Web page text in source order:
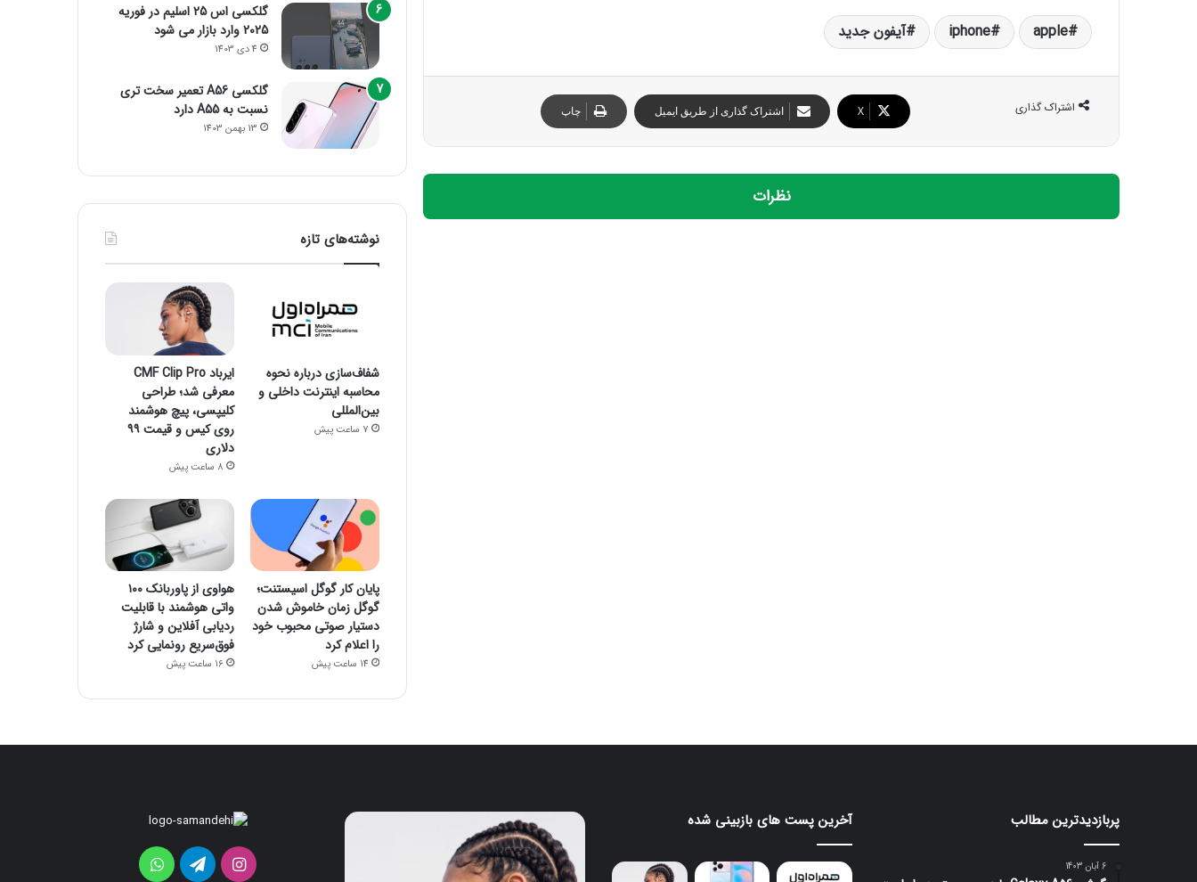
apple
iphone آیفون جدید
اشتراک گذاری X اشتراک گذاری از طریق ایمیل چاپ
نظرات
گلکسی اس 25 اسلیم در فوریه
2025 وارد بازار می شود
4 دی 1403
گلکسی A56 تعمیر سخت تری
نسبت به A55 دارد
13 بهمن 1403
نوشته‌های تازه
شفاف‌سازی درباره نحوه
محاسبه اینترنت داخلی و
بین‌المللی
7 ساعت پیش
ایرباد CMF Clip Pro
معرفی شد؛ طراحی
کلیپسی، پیچ هوشمند
روی کیس و قیمت ۹۹
دلاری
8 ساعت پیش
پایان کار گوگل اسیستنت؛
گوگل زمان خاموش شدن
دستیار صوتی محبوب خود
را اعلام کرد
14 ساعت پیش
هواوی از پاوربانک ۱۰۰
واتی هوشمند با قابلیت
ردیابی آفلاین و شارژ
فوق‌سریع رونمایی کرد
16 ساعت پیش
پربازدیدترین مطالب
6 آبان 1403
آخرین پست های بازبینی شده
هواوی
SE
ایرباد
CMF
Clip
Pro
پایان
گوگل
اسیستنت؛
اینستاگرامتلگرام واتس